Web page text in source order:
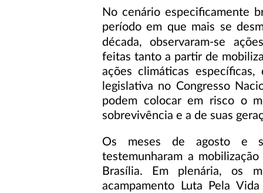
No cenário especificamente
período em que mais se
década, observaram-se
feitas tanto a partir de
ações climáticas
legislativa no Congresso
podem colocar em risco o
sobrevivência e a de suas
Os meses de agosto e
testemunharam a
Brasília. Em plenária, os
acampamento Luta Pela